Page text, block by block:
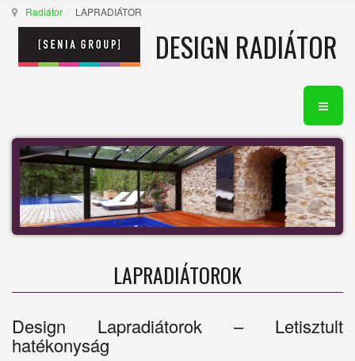
Radiátor LAPRADIÁTOR
DESIGN RADIÁTOR
LAPRADIÁTOROK
Design Lapradiátorok – Letisztult
hatékonyság